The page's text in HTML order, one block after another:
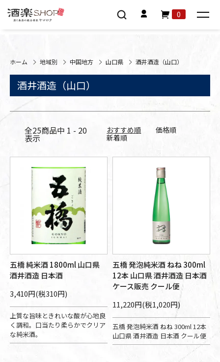
0
ホーム 地域別 中国地方 山口県 酒井酒造（山口）
酒井酒造（山口）
全25商品中 1 - 20
表示
おすすめ順
価格順
新着順
五橋 純米酒 1800ml 山口県
酒井酒造 日本酒
3,410円(税310円)
上質な旨味ときれいな酸が心地良
く調和。口当たり柔らかでクリア
な純米酒。
五橋 発泡純米酒 ねね 300ml
12本 山口県 酒井酒造 日本酒
ケース販売 クール便
11,220円(税1,020円)
五橋 発泡純米酒 ねね 300ml 12本
山口県 酒井酒造 日本酒 クール便